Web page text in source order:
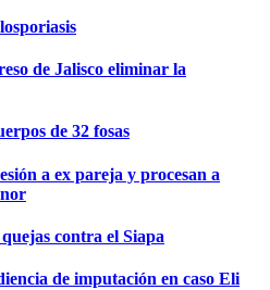
de Jalisco eliminar la
de 32 fosas
a ex pareja y procesan a
contra el Siapa
de imputación en caso Eli